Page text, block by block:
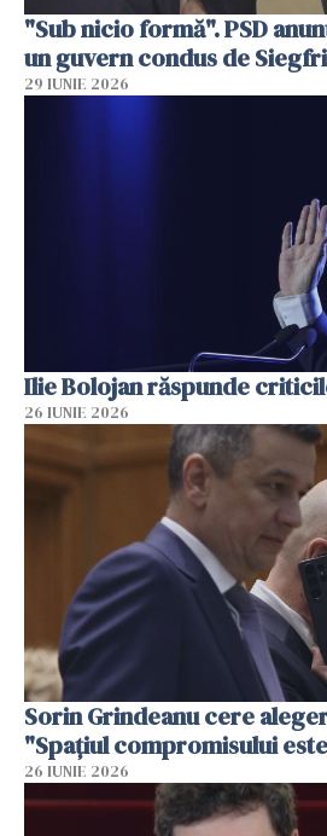
"Sub nicio formă". PSD
un guvern condus de
29 IUNIE 2026
Ilie Bolojan răspunde
26 IUNIE 2026
Sorin Grindeanu cere
"Spațiul compromisului
26 IUNIE 2026